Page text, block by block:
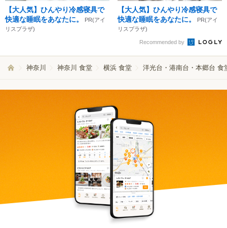
【大人気】ひんやり冷感寝具で
快適な睡眠をあなたに。
PR(アイ
リスプラザ)
【大人気】ひんやり冷感寝具で
快適な睡眠をあなたに。
PR(アイ
リスプラザ)
Recommended by
神奈川 神奈川 食堂 横浜 食堂 洋光台・港南台・本郷台 食